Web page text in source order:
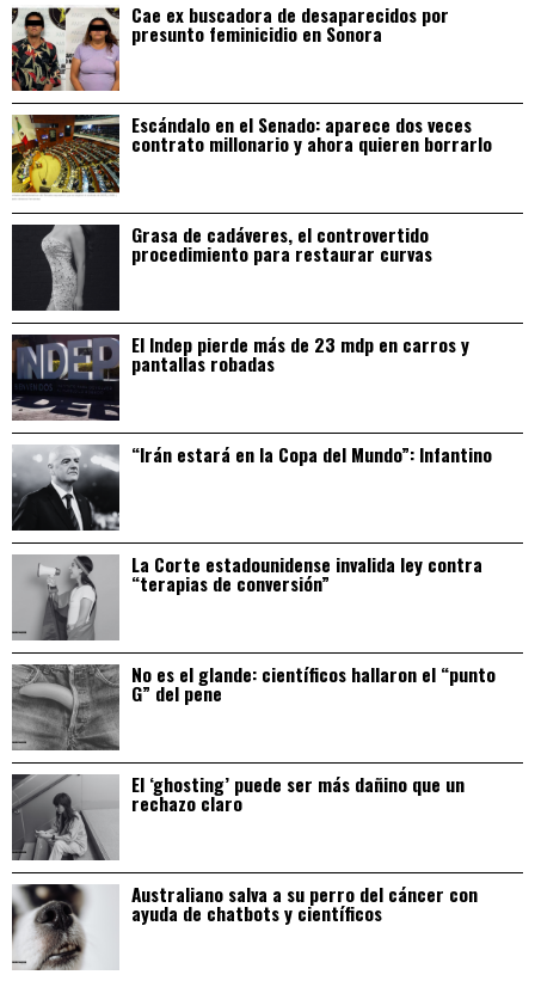
Cae ex buscadora de desaparecidos por
presunto feminicidio en Sonora
Escándalo en el Senado: aparece dos veces
contrato millonario y ahora quieren borrarlo
Grasa de cadáveres, el controvertido
procedimiento para restaurar curvas
El Indep pierde más de 23 mdp en carros y
pantallas robadas
“Irán estará en la Copa del Mundo”: Infantino
La Corte estadounidense invalida ley contra
“terapias de conversión”
No es el glande: científicos hallaron el “punto
G” del pene
El ‘ghosting’ puede ser más dañino que un
rechazo claro
Australiano salva a su perro del cáncer con
ayuda de chatbots y científicos